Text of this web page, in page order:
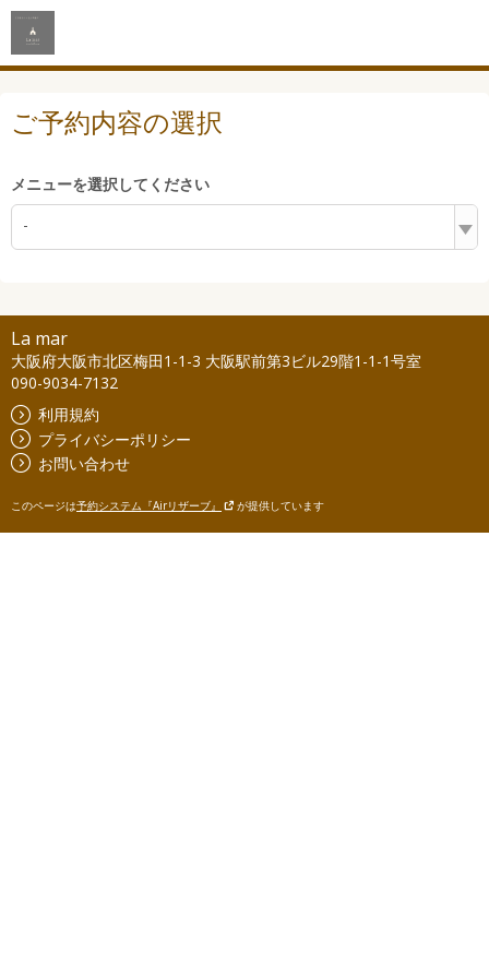
ご予約内容の選択
メニューを選択してください
-
La mar
大阪府大阪市北区梅田1-1-3 大阪駅前第3ビル29階1-1-1号室
090-9034-7132
利用規約
プライバシーポリシー
お問い合わせ
このページは予約システム『Airリザーブ』 が提供しています